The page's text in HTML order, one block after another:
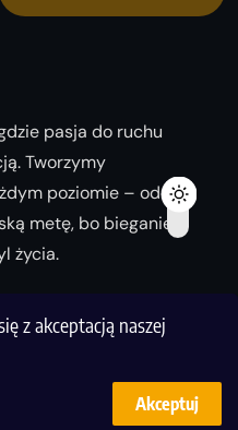
z akceptacją naszej
Akceptuj
pasja do ruchu
Tworzymy
poziomie – od
metę, bo bieganie
życia.
najlepszą wersję!